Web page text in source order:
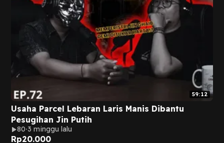
59:12
Usaha Parcel Lebaran Laris Manis Dibantu
Pesugihan Jin Putih
80 3 minggu lalu
Rp20.000